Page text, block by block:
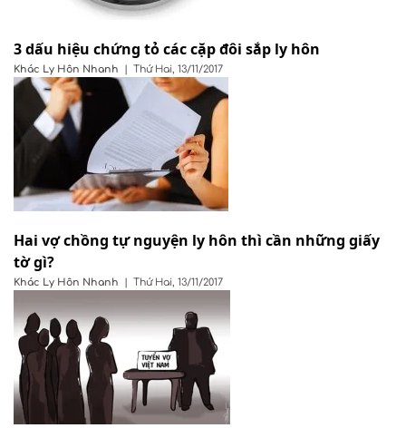
3 dấu hiệu chứng tỏ các cặp đôi sắp ly hôn
Khác Ly Hôn Nhanh | Thứ Hai, 13/11/2017
Hai vợ chồng tự nguyện ly hôn thì cần những giấy
tờ gì?
Khác Ly Hôn Nhanh | Thứ Hai, 13/11/2017